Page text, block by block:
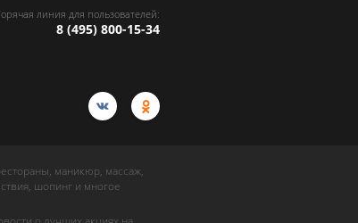
линия для пользователей:
8 (495) 800-15-34
маникюр, массаж,
шопинг и многое